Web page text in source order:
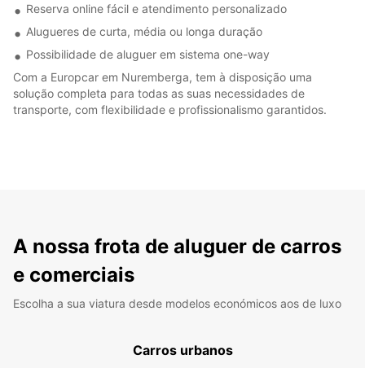
Reserva online fácil e atendimento personalizado
Alugueres de curta, média ou longa duração
Possibilidade de aluguer em sistema one-way
Com a Europcar em Nuremberga, tem à disposição uma
solução completa para todas as suas necessidades de
transporte, com flexibilidade e profissionalismo garantidos.
A nossa frota de aluguer de carros
e comerciais
Escolha a sua viatura desde modelos económicos aos de luxo
Carros urbanos